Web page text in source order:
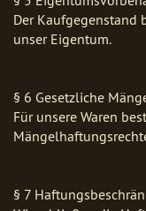
Der
unser Eigentum.
§ 6 Gesetzliche
Für unsere Waren
§ 7